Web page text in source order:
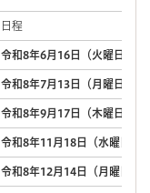
日程
令和8年6月16日（火曜日）
令和8年7月13日（月曜日）
令和8年9月17日（木曜日）
令和8年11月18日（水曜日）
令和8年12月14日（月曜日）